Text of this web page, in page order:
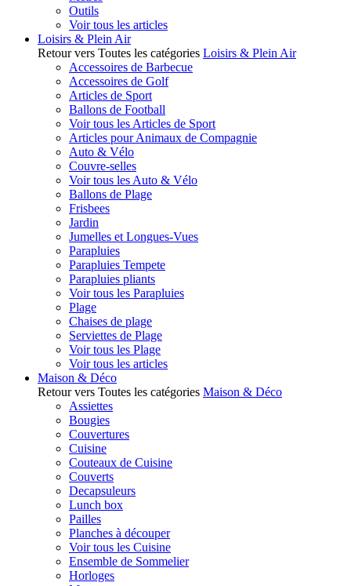
Outils
Voir tous les articles
Loisirs & Plein Air
Retour vers Toutes les catégories Loisirs & Plein Air
Accessoires de Barbecue
Accessoires de Golf
Articles de Sport
Ballons de Football
Voir tous les Articles de Sport
Articles pour Animaux de Compagnie
Auto & Vélo
Couvre-selles
Voir tous les Auto & Vélo
Ballons de Plage
Frisbees
Jardin
Jumelles et Longues-Vues
Parapluies
Parapluies Tempete
Parapluies pliants
Voir tous les Parapluies
Plage
Chaises de plage
Serviettes de Plage
Voir tous les Plage
Voir tous les articles
Maison & Déco
Retour vers Toutes les catégories Maison & Déco
Assiettes
Bougies
Couvertures
Cuisine
Couteaux de Cuisine
Couverts
Decapsuleurs
Lunch box
Pailles
Planches à découper
Voir tous les Cuisine
Ensemble de Sommelier
Horloges